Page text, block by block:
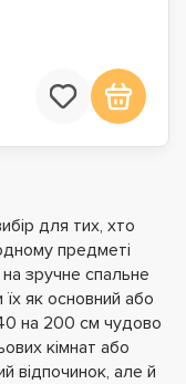
для тих, хто
предметі
зручне спальне
як основний або
на 200 см чудово
кімнат або
відпочинок, але й